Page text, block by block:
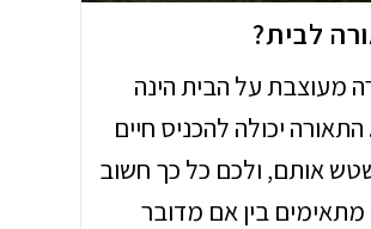
לבית?
מעוצבת על הבית הינה
יכולה להכניס חיים
אותם, ולכם כל כך חשוב
מתאימים בין אם מדובר